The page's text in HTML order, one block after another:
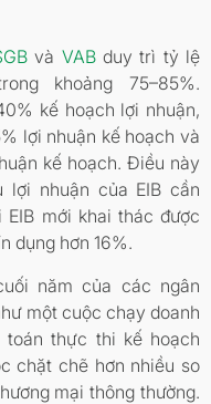
và VABduy trì tỷ lệ
khoảng 75–85%.
kế hoạch lợi nhuận,
lợi nhuận kế hoạch và
kế hoạch. Điều này
nhuận của EIB cần
mới khai thác được
dụng hơn 16%.
năm của các ngân
một cuộc chạy doanh
thực thi kế hoạch
chặt chẽ hơn nhiều so
mại thông thường.